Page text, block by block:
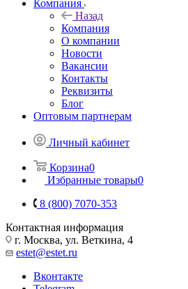
Компания
Назад
Компания
О компании
Новости
Вакансии
Контакты
Реквизиты
Блог
Оптовым партнерам
Личный кабинет
Корзина0
Избранные товары0
8 (800) 7070-353
Контактная информация
г. Москва, ул. Веткина, 4
estet@estet.ru
Вконтакте